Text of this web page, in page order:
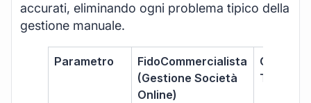
accurati, eliminando ogni problema tipico della
gestione manuale.
Parametro
FidoCommercialista
(Gestione Società
Online)